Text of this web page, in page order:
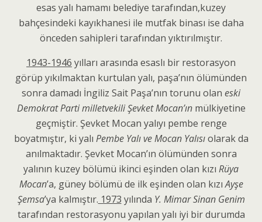
esas yalı hamamı belediye tarafından,kuzey
bahçesindeki kayıkhanesi ile mutfak binası ise daha
önceden sahipleri tarafından yıktırılmıştır.
1943-1946 yılları arasında esaslı bir restorasyon
görüp yıkılmaktan kurtulan yalı, paşa’nın ölümünden
sonra damadı İngiliz Sait Paşa’nın torunu olan eski
Demokrat Parti milletvekili Şevket Mocan’ınmülkiyetine
geçmiştir. Şevket Mocan yalıyı pembe renge
boyatmıştır, ki yalı Pembe Yalı ve Mocan Yalısıolarak da
anılmaktadır. Şevket Mocan’ın ölümünden sonra
yalının kuzey bölümü ikinci eşinden olan kızı Rüya
Mocan’a, güney bölümü de ilk eşinden olan kızıAyşe
Şemsa’ya kalmıştır. 1973 yılında Y. Mimar Sinan Genim
tarafından restorasyonu yapılan yalı iyi bir durumda